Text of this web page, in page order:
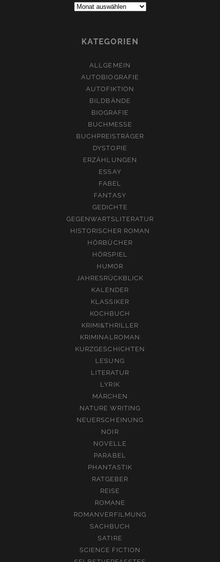
Archive:
KATEGORIEN
ALLGEMEIN
AUTOBIOGRAFIE
AUTOFIKTION
BILDBÄNDE
BIOGRAFIE
BUCHMESSE
BUCHPREISTRÄGER
DYSTOPIE
ERZÄHLUNGEN
ESSAY
FABEL
FANTASY
GEDICHTE
GEGENWARTSLITERATUR
HISTORISCHER ROMAN
HÖRBÜCHER
HÖRSPIEL
HUMOR
JAHRESRÜCKBLICK
KALENDER
KLASSIKER
KOCHBUCH
KRIMI&THRILLER
KRIMINALROMAN
KURZGESCHICHTEN
LESUNG
LITERATUR
LYRIK
MÄRCHEN
NATURE WRITING
NEUERSCHEINUNG
NOIR
NOVELLE
PARABEL
PHANTASTIK
RATGEBER
REISE
ROMANE
ROMANVERFILMUNG
SACHBUCH
SATIRE
SCIENCE FICTION